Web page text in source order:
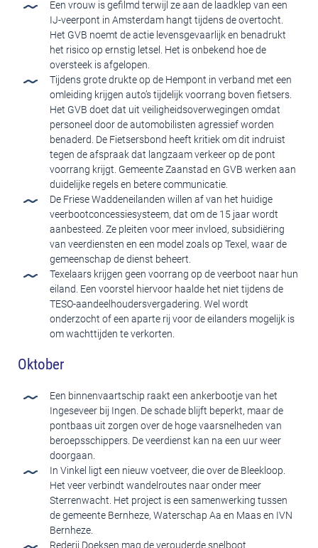
Een vrouw is gefilmd terwijl ze aan de laadklep van een
IJ-veerpont in Amsterdam hangt tijdens de overtocht.
Het GVB noemt de actie levensgevaarlijk en benadrukt
het risico op ernstig letsel. Het is onbekend hoe de
oversteek is afgelopen.
Tijdens grote drukte op de Hempont in verband met een
omleiding krijgen auto’s tijdelijk voorrang boven fietsers.
Het GVB doet dat uit veiligheidsoverwegingen omdat
personeel door de automobilisten agressief worden
benaderd. De Fietsersbond heeft kritiek om dit indruist
tegen de afspraak dat langzaam verkeer op de pont
voorrang krijgt. Gemeente Zaanstad en GVB werken aan
duidelijke regels en betere communicatie.
De Friese Waddeneilanden willen af van het huidige
veerbootconcessiesysteem, dat om de 15 jaar wordt
aanbesteed. Ze pleiten voor meer invloed, subsidiëring
van veerdiensten en een model zoals op Texel, waar de
gemeenschap de dienst beheert.
Texelaars krijgen geen voorrang op de veerboot naar hun
eiland. Een voorstel hiervoor haalde het niet tijdens de
TESO-aandeelhoudersvergadering. Wel wordt
onderzocht of een aparte rij voor de eilanders mogelijk is
om wachttijden te verkorten.
Oktober
Een binnenvaartschip raakt een ankerbootje van het
Ingeseveer bij Ingen. De schade blijft beperkt, maar de
pontbaas uit zorgen over de hoge vaarsnelheden van
beroepsschippers. De veerdienst kan na een uur weer
doorgaan.
In Vinkel ligt een nieuw voetveer, die over de Bleekloop.
Het veer verbindt wandelroutes naar onder meer
Sterrenwacht. Het project is een samenwerking tussen
de gemeente Bernheze, Waterschap Aa en Maas en IVN
Bernheze.
Rederij Doeksen mag de verouderde snelboot